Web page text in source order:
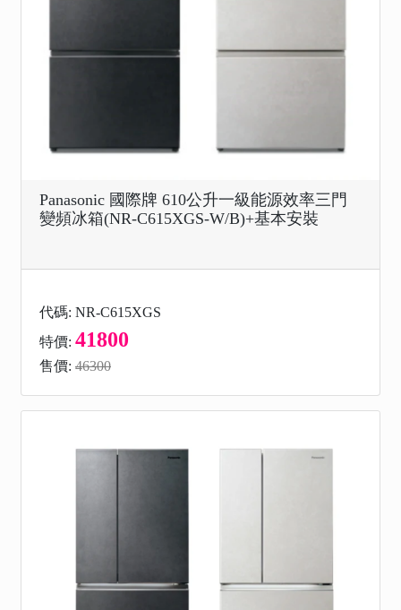
Panasonic 國際牌 610公升一級能源效率三門
變頻冰箱(NR-C615XGS-W/B)+基本安裝
代碼: NR-C615XGS
特價: 41800
售價: 46300